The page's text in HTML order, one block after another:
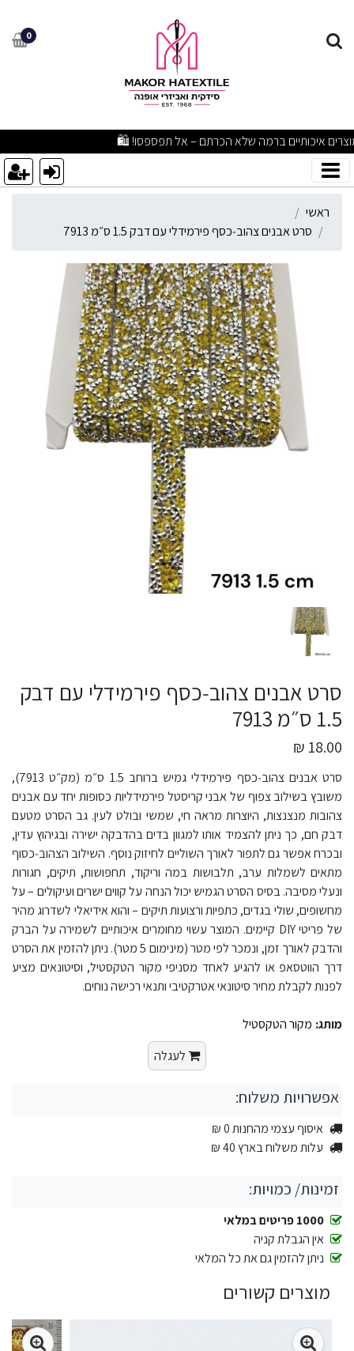
סרט אבנים צהוב‑כסף פירמידלי עם 0
מבצעים מפתיעים ומוצרים איכותיים ברמה שלא הכרתם – אל תפספסו! 🛍️
ראשי
סרט אבנים צהוב‑כסף פירמידלי עם דבק 1.5 ס״מ 7913
סרט אבנים צהוב‑כסף פירמידלי עם דבק
1.5 ס״מ 7913
18.00 ₪
סרט אבנים צהוב‑כסף פירמידלי גמיש ברוחב 1.5 ס״מ (מק״ט 7913),
משובץ בשילוב צפוף של אבני קריסטל פירמידליות כסופות יחד עם אבנים
צהובות מנצנצות, היוצרות מראה חי, שמשי ובולט לעין. גב הסרט מטעם
דבק חם, כך ניתן להצמיד אותו למגוון בדים בהדבקה ישירה ובגיהוץ עדין,
ובכרח אפשר גם לתפור לאורך השוליים לחיזוק נוסף. השילוב הצהוב‑כסוף
מתאים לשמלות ערב, תלבושות במה וריקוד, תחפושות, תיקים, חגורות
ונעלי מסיבה. בסיס הסרט הגמיש יכול הנחה על קווים ישרים ועיקולים – על
מחשופים, שולי בגדים, כתפיות ורצועות תיקים – והוא אידיאלי לשדרוג מהיר
של פריטי DIY קיימים. המוצר עשוי מחומרים איכותיים לשמירה על הברק
והדבק לאורך זמן, ונמכר לפי מטר (מינימום 5 מטר). ניתן להזמין את הסרט
דרך הווטסאפ או להגיע לאחד מסניפי מקור הטקסטיל, וסיטונאים מציע
לפנות לקבלת מחיר סיטונאי אטרקטיבי ותנאי רכישה נוחים.
מותג: מקור הטקסטיל
לעגלה
אפשרויות משלוח:
איסוף עצמי מהחנות 0 ₪
עלות משלוח בארץ 40 ₪
זמינות/ כמויות:
1000 פריטים במלאי
אין הגבלת קניה
ניתן להזמין גם את כל המלאי
מוצרים קשורים